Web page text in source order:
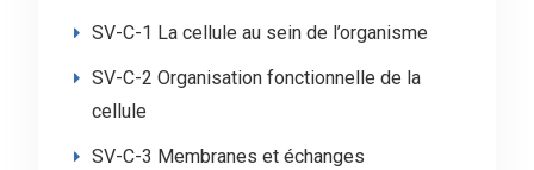
SV-C-1 La cellule au sein de l’organisme
SV-C-2 Organisation fonctionnelle de la
cellule
SV-C-3 Membranes et échanges